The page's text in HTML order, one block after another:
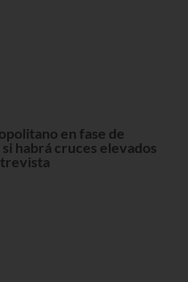
en fase de
habrá cruces elevados